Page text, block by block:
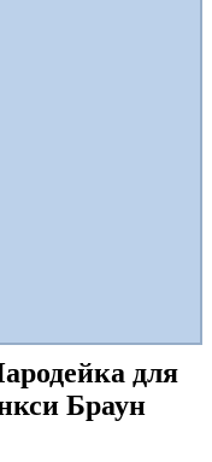
для
Браун